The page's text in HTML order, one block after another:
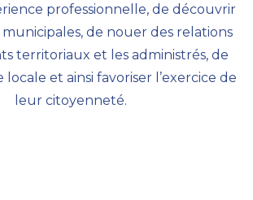
professionnelle, de découvrir
de nouer des relations
territoriaux et les administrés, de
locale et ainsi favoriser l’exercice de
leur citoyenneté.